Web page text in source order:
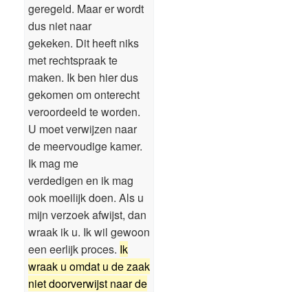
geregeld. Maar er wordt
dus niet naar
gekeken. Dit heeft niks
met rechtspraak te
maken. Ik ben hier dus
gekomen om onterecht
veroordeeld te worden.
U moet verwijzen naar
de meervoudige kamer.
Ik mag me
verdedigen en ik mag
ook moeilijk doen. Als u
mijn verzoek afwijst, dan
wraak ik u. Ik wil gewoon
een eerlijk proces. Ik
wraak u omdat u de zaak
niet doorverwijst naar de